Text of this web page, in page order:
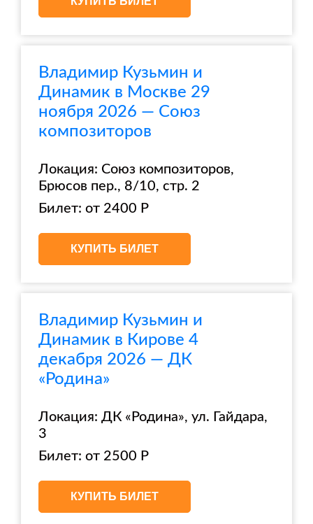
Владимир Кузьмин и
Динамик в Москве 29
ноября 2026 — Союз
композиторов
Локация: Союз композиторов,
Брюсов пер., 8/10, стр. 2
Билет: от 2400 Р
КУПИТЬ БИЛЕТ
Владимир Кузьмин и
Динамик в Кирове 4
декабря 2026 — ДК
«Родина»
Локация: ДК «Родина», ул. Гайдара,
3
Билет: от 2500 Р
КУПИТЬ БИЛЕТ